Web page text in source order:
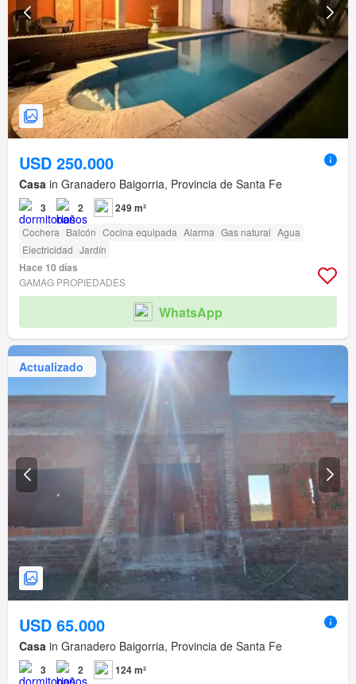
USD 250.000
Casa in Granadero Baigorria, Provincia de Santa Fe
3 2 249 m²
Cochera Balcón Cocina equipada Alarma Gas natural Agua
Electricidad Jardín
Hace 10 días
GAMAG PROPIEDADES
WhatsApp
Actualizado
USD 65.000
Casa in Granadero Baigorria, Provincia de Santa Fe
3 2 124 m²